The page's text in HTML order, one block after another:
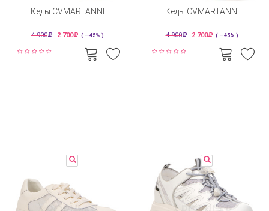
Кеды CVMARTANNI
4 900 2 700 ( —45% )
Кеды CVMARTANNI
4 900 2 700 ( —45% )